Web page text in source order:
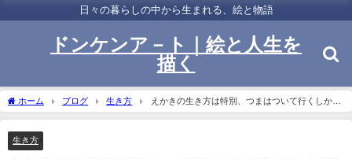
日々の暮らしの中から生まれる、絵と物語
ドンケンア－ト｜絵と人生を
描く
ホーム ブログ 生き方
えかきの生き方は特別、つまはついて行くしか選
択肢が無いような人生？
生き方